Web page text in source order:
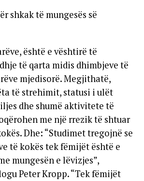
shkak të mungesës së
është e vështirë të
të qarta midis dhimbjeve të
mjedisorë. Megjithatë,
të strehimit, statusi i ulët
dhe shumë aktivitete të
me një rrezik të shtuar
Dhe: “Studimet tregojnë se
të kokës tek fëmijët është e
mungesën e lëvizjes”,
Peter Kropp. “Tek fëmijët